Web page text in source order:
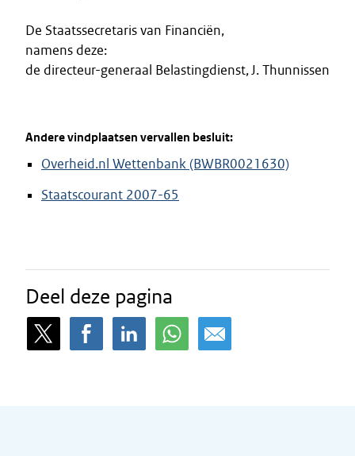
De Staatssecretaris van Financiën,
namens deze:
de directeur-generaal Belastingdienst, J. Thunnissen
Andere vindplaatsen vervallen besluit:
Overheid.nl Wettenbank (BWBR0021630)
Staatscourant 2007-65
Deel deze pagina